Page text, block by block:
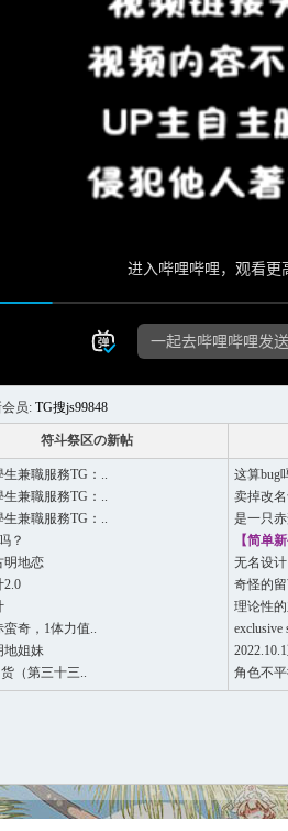
员: TG搜js99848
符斗祭区の新帖
生兼職服務TG：..
生兼職服務TG：..
生兼職服務TG：..
？
明地恋
2.0
蛮奇，1体力值..
地姐妹
（第三十三..
这算bug
卖掉改
是一只
【简单
无名设计
奇怪的
理论性
exclusive
角色不